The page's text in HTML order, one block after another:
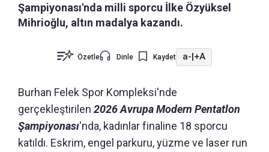
Şampiyonası'nda milli sporcu İlke Özyüksel
Mihrioğlu, altın madalya kazandı.
Özetle Dinle Kaydet a-|+A
Burhan Felek Spor Kompleksi'nde
gerçekleştirilen 2026 Avrupa Modern Pentatlon
Şampiyonası'nda, kadınlar finaline 18 sporcu
katıldı. Eskrim, engel parkuru, yüzme ve laser run